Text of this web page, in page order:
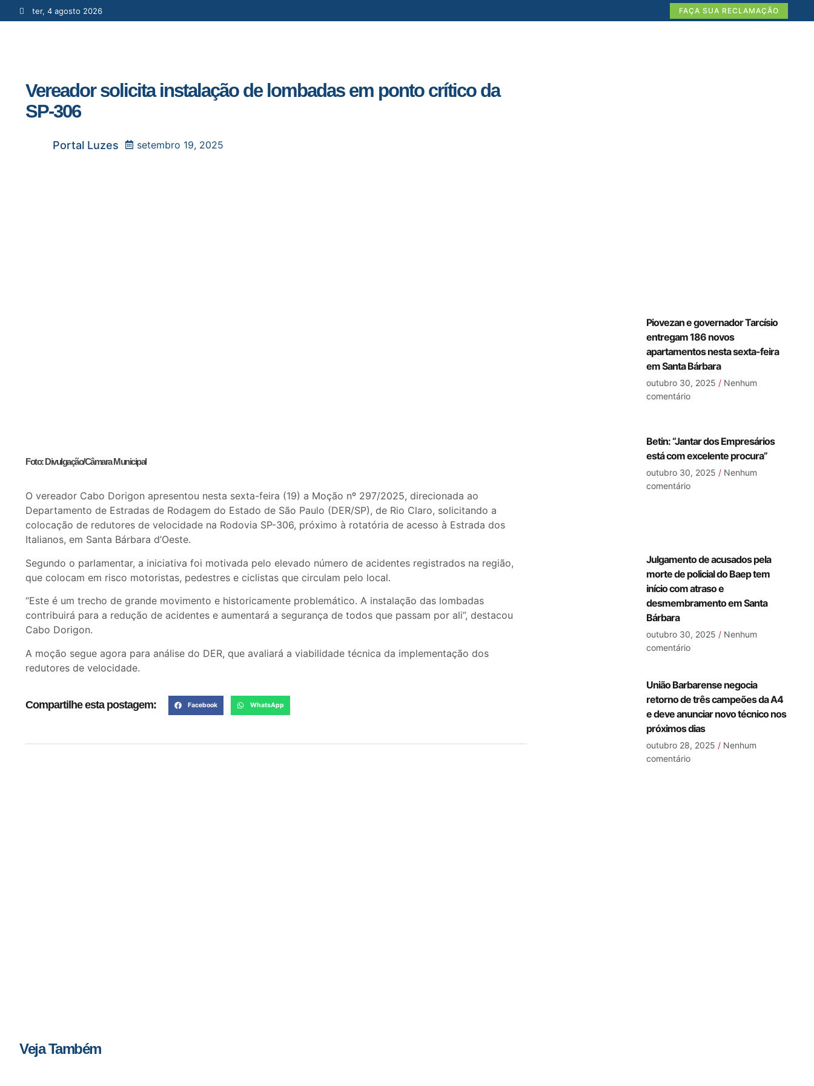
ter, 4 agosto 2026 FAÇA SUA RECLAMAÇÃO
Vereador solicita instalação de lombadas em ponto crítico da
SP-306
Portal Luzes setembro 19, 2025
Foto: Divulgação/Câmara Municipal
O vereador Cabo Dorigon apresentou nesta sexta-feira (19) a Moção nº 297/2025, direcionada ao
Departamento de Estradas de Rodagem do Estado de São Paulo (DER/SP), de Rio Claro, solicitando a
colocação de redutores de velocidade na Rodovia SP-306, próximo à rotatória de acesso à Estrada dos
Italianos, em Santa Bárbara d’Oeste.
Segundo o parlamentar, a iniciativa foi motivada pelo elevado número de acidentes registrados na região,
que colocam em risco motoristas, pedestres e ciclistas que circulam pelo local.
“Este é um trecho de grande movimento e historicamente problemático. A instalação das lombadas
contribuirá para a redução de acidentes e aumentará a segurança de todos que passam por ali”, destacou
Cabo Dorigon.
A moção segue agora para análise do DER, que avaliará a viabilidade técnica da implementação dos
redutores de velocidade.
Compartilhe esta postagem: Facebook WhatsApp
Piovezan e governador Tarcísio
entregam 186 novos
apartamentos nesta sexta-feira
em Santa Bárbara
outubro 30, 2025 Nenhum
comentário
Betin: “Jantar dos Empresários
está com excelente procura”
outubro 30, 2025 Nenhum
comentário
Julgamento de acusados pela
morte de policial do Baep tem
início com atraso e
desmembramento em Santa
Bárbara
outubro 30, 2025 Nenhum
comentário
União Barbarense negocia
retorno de três campeões da A4
e deve anunciar novo técnico nos
próximos dias
outubro 28, 2025 Nenhum
comentário
Veja Também